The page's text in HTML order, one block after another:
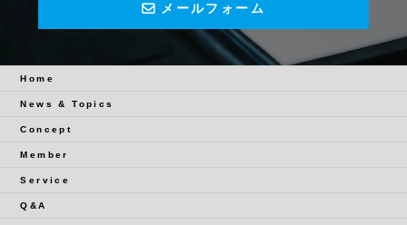
メールフォーム
Home
News & Topics
Concept
Member
Service
Q&A